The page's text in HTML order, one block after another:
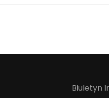
Biuletyn